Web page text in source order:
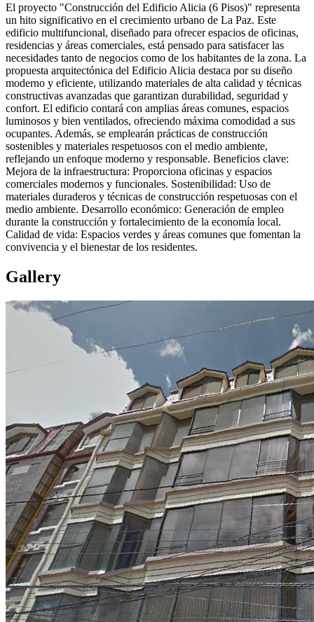
El proyecto "Construcción del Edificio Alicia (6 Pisos)" representa
un hito significativo en el crecimiento urbano de La Paz. Este
edificio multifuncional, diseñado para ofrecer espacios de oficinas,
residencias y áreas comerciales, está pensado para satisfacer las
necesidades tanto de negocios como de los habitantes de la zona. La
propuesta arquitectónica del Edificio Alicia destaca por su diseño
moderno y eficiente, utilizando materiales de alta calidad y técnicas
constructivas avanzadas que garantizan durabilidad, seguridad y
confort. El edificio contará con amplias áreas comunes, espacios
luminosos y bien ventilados, ofreciendo máxima comodidad a sus
ocupantes. Además, se emplearán prácticas de construcción
sostenibles y materiales respetuosos con el medio ambiente,
reflejando un enfoque moderno y responsable. Beneficios clave:
Mejora de la infraestructura: Proporciona oficinas y espacios
comerciales modernos y funcionales. Sostenibilidad: Uso de
materiales duraderos y técnicas de construcción respetuosas con el
medio ambiente. Desarrollo económico: Generación de empleo
durante la construcción y fortalecimiento de la economía local.
Calidad de vida: Espacios verdes y áreas comunes que fomentan la
convivencia y el bienestar de los residentes.
Gallery